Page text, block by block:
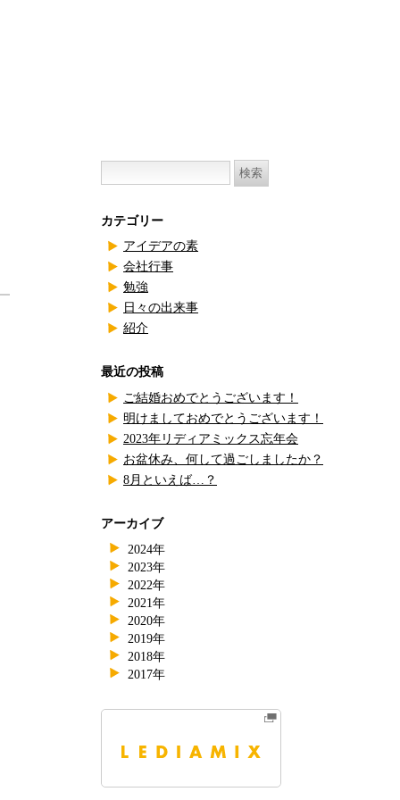
検
カテゴリー
アイデアの素
会社行事
勉強
日々の出来事
紹介
最近の投稿
ご結婚おめでとうございます！
明けましておめでとうございます！
2023年リディアミックス忘年会
お盆休み、何して過ごしましたか？
8月といえば…？
アーカイブ
2024年
2023年
2022年
2021年
2020年
2019年
2018年
2017年